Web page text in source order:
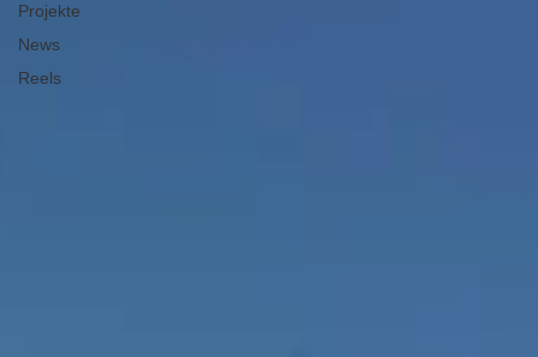
Projekte
News
Reels